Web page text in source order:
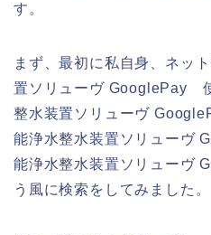
す。
まず、最初に私自身、ネッ
置ソリューヴ GooglePay
整水装置ソリューヴ
能浄水整水装置ソリューヴ
能浄水整水装置ソリューヴ
う風に検索をしてみました。